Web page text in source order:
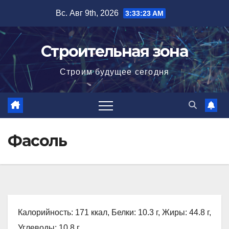
содержимому
Вс. Авг 9th, 2026 3:33:24 AM
Строительная зона
Строим будущее сегодня
Фасоль
Калорийность: 171 ккал, Белки: 10.3 г, Жиры: 44.8 г,